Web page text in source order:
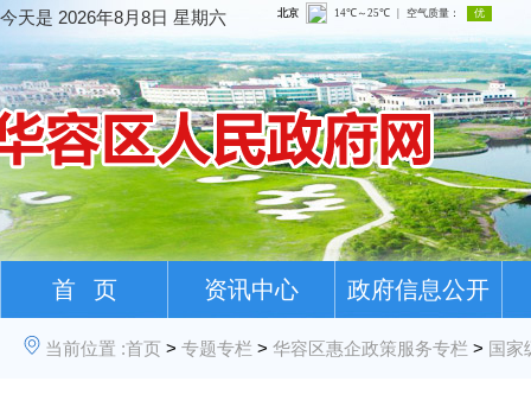
今天是 2026年8月8日 星期六
首 页 资讯中心 政府信息公开
当前位置 :首页 > 专题专栏 > 华容区惠企政策服务专栏 > 国家